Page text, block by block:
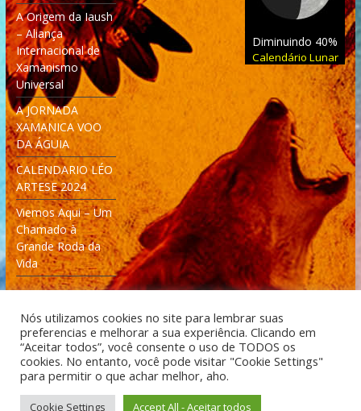
A Origem da Iaush
– Aliança
Internacional de
Xamanismo
Universal
A JORNADA
XAMANICA VOO
DA ÁGUIA
CALENDARIO LÉO
ARTESE 2024
Viemos Aqui – Um
Chamado à
Grande Roda da
Vida
Diminuindo 40%
Calendário Lunar
Desenvolvido: Moleculas4D - Engenharia Espacial e
Tecnologia [moleculas4d.com.br]
Nós utilizamos cookies no site para lembrar suas
preferencias e melhorar a sua experiência. Clicando em
“Aceitar todos”, você consente o uso de TODOS os
cookies. No entanto, você pode visitar "Cookie Settings"
para permitir o que achar melhor, aho.
Cookie Settings Accept All - Aceitar todos